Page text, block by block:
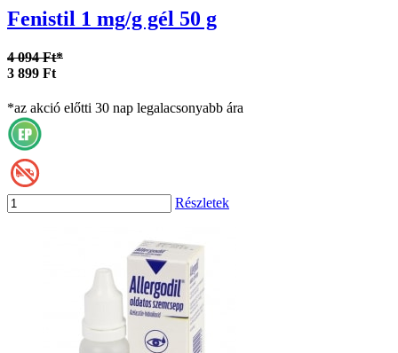
Fenistil 1 mg/g gél 50 g
4 094 Ft*
3 899 Ft
*az akció előtti 30 nap legalacsonyabb ára
Részletek